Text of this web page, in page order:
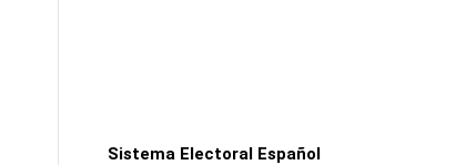
Sistema Electoral Español